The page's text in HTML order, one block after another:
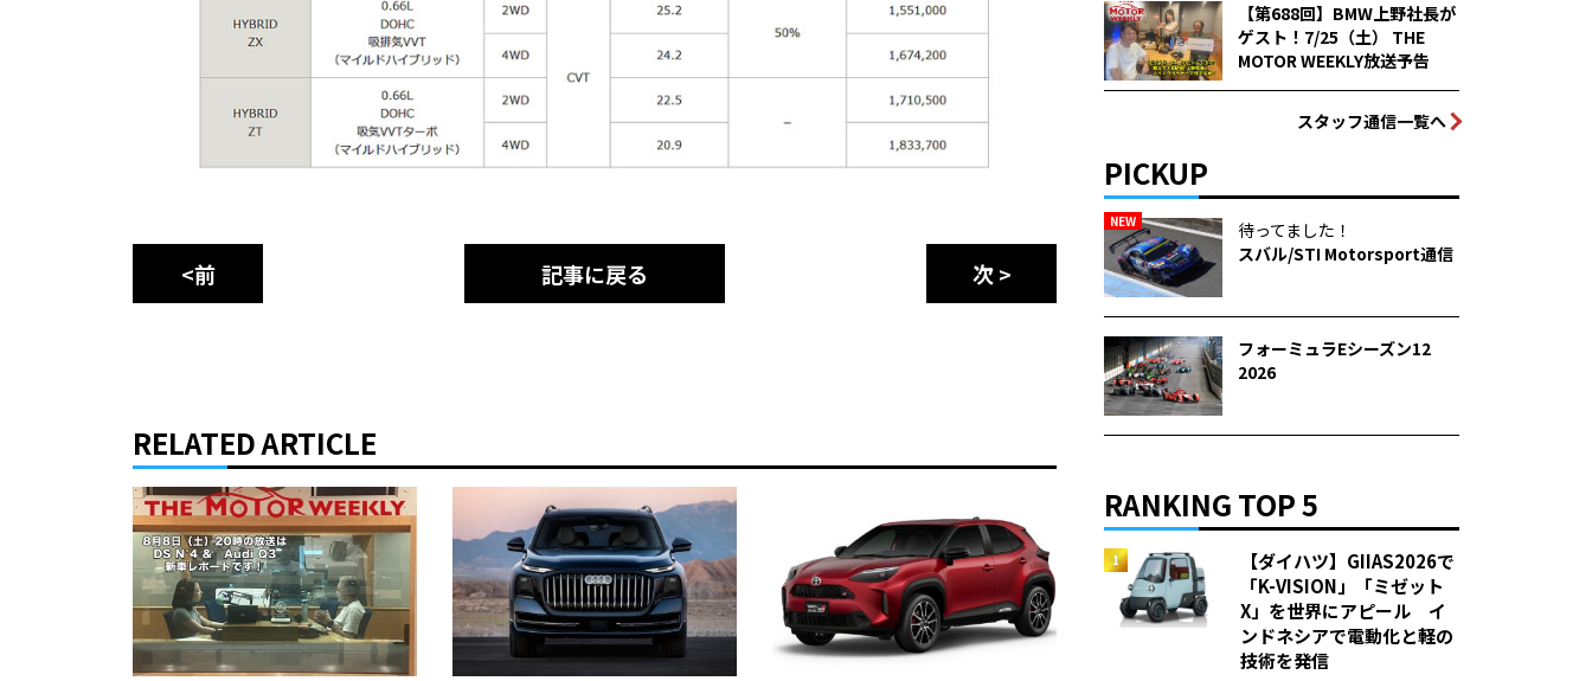
<前 記事に戻る 次 >
RELATED ARTICLE
【第688回】BMW上野社長が
ゲスト！7/25（土） THE
MOTOR WEEKLY放送予告
スタッフ通信一覧へ
PICKUP
NEW
待ってました！
スバル/STI Motorsport通信
フォーミュラEシーズン12
2026
RANKING TOP 5
【ダイハツ】GIIAS2026で
「K-VISION」「ミゼット
X」を世界にアピール イ
ンドネシアで電動化と軽の
技術を発信